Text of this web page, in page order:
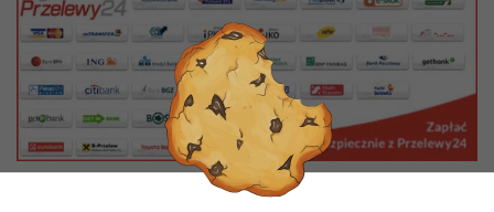
i strukturę
strony
internetowej,
na podstawie
tego, jak
strona jest
używana.